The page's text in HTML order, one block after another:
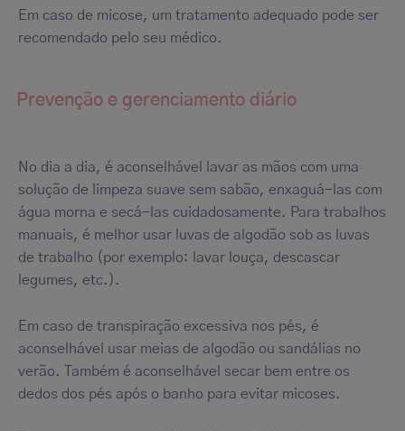
Em caso de micose, um tratamento adequado pode ser
recomendado pelo seu médico.
Prevenção e gerenciamento diário
No dia a dia, é aconselhável lavar as mãos com uma
solução de limpeza suave sem sabão, enxaguá-las com
água morna e secá-las cuidadosamente. Para trabalhos
manuais, é melhor usar luvas de algodão sob as luvas
de trabalho (por exemplo: lavar louça, descascar
legumes, etc.).
Em caso de transpiração excessiva nos pés, é
aconselhável usar meias de algodão ou sandálias no
verão. Também é aconselhável secar bem entre os
dedos dos pés após o banho para evitar micoses.